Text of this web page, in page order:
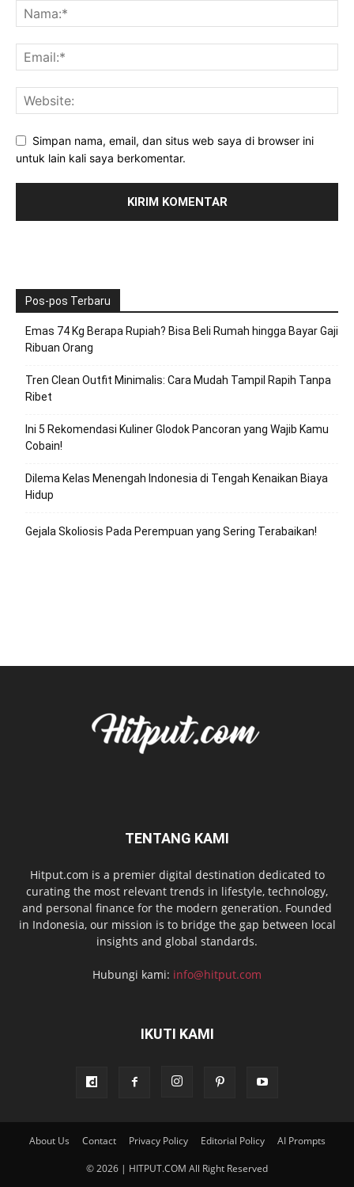
Simpan nama, email, dan situs web saya di browser ini
untuk lain kali saya berkomentar.
Pos-pos Terbaru
Emas 74 Kg Berapa Rupiah? Bisa Beli Rumah hingga Bayar Gaji
Ribuan Orang
Tren Clean Outfit Minimalis: Cara Mudah Tampil Rapih Tanpa
Ribet
Ini 5 Rekomendasi Kuliner Glodok Pancoran yang Wajib Kamu
Cobain!
Dilema Kelas Menengah Indonesia di Tengah Kenaikan Biaya
Hidup
Gejala Skoliosis Pada Perempuan yang Sering Terabaikan!
TENTANG KAMI
Hitput.com is a premier digital destination dedicated to
curating the most relevant trends in lifestyle, technology,
and personal finance for the modern generation. Founded
in Indonesia, our mission is to bridge the gap between local
insights and global standards.
Hubungi kami: info@hitput.com
IKUTI KAMI
About Us Contact Privacy Policy Editorial Policy AI Prompts
© 2026 | HITPUT.COM All Right Reserved